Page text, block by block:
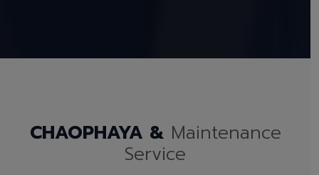
CHAOPHAYA & Maintenance
Service